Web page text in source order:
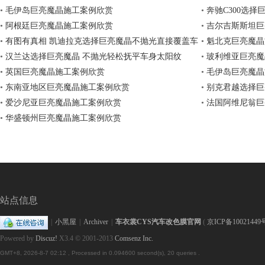
车
身
• 毛伊岛巨亮魔晶施工案例欣赏 • 奔驰C300选择
• 阿根廷巨亮魔晶施工案例欣赏 • 吉尔吉斯斯坦
• 有图有真相 凯迪拉克选择巨亮魔晶不抛光直接覆盖车
身炫纹
• 魁北克巨亮魔
• 汉兰达选择巨亮魔晶 不抛光轻松抚平车身太阳纹 • 玻利维亚巨亮
• 英国巨亮魔晶施工案例欣赏 • 毛伊岛巨亮魔
• 东南亚地区巨亮魔晶施工案例欣赏 • 别克君越选择
• 爱沙尼亚巨亮魔晶施工案例欣赏 • 法国阿维尼翁
• 华盛顿州巨亮魔晶施工案例欣赏
站点信息
小黑屋 Archiver 车衣裳CYS汽车改色膜官网 ( 京ICP备10021449
Powered by Discuz! X3.4 © 2001-2013 Comsenz Inc.
GMT+8, 2026-8-7 02:12 , Processed in 0.094600 second(s), 20 queries .